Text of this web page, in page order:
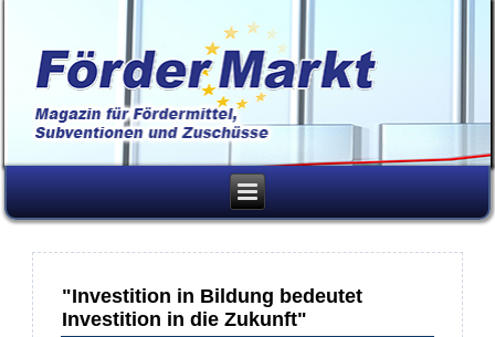
"Investition in Bildung bedeutet
Investition in die Zukunft"